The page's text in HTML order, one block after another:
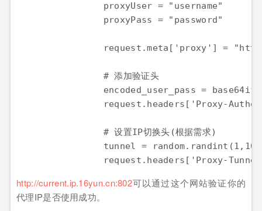
proxyUser =
"username"
proxyPass
= "password"
request .meta [ 'proxy' ] =
# 添加验证头
encoded_user_pass = base64ify
request . headers [ 'Proxy-
# 设置IP切换头(根据需求)
tunnel
= random. randint (1 ,
request . headers [ 'Proxy-
http://current.ip.16yun.cn:802可以通过这个网站验证你的
代理IP是否使用成功。